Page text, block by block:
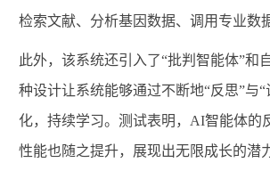
检索文献、分析基因数据、调用专业数
此外，该系统还引入了“批判智能体”和
种设计让系统能够通过不断地“反思”与
化，持续学习。测试表明， AI智能体的
性能也随之提升，展现出无限成长的潜